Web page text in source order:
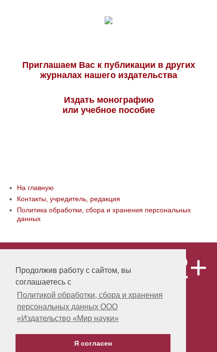
Продолжив работу с сайтом, вы
соглашаетесь с
Политикой обработки, сбора и хранения
персональных данных ООО
«Издательство «Мир науки»
Я согласен
Приглашаем Вас к публикации в других
журналах нашего издательства
Издать монографию
или учебное пособие
На главную
Контакты, учредитель, редакция
Политика обработки, сбора и хранения персональных
данных
«Publishing company «World of science»,
LLC Материалы, размещенные на сайте,
охраняются Законом о защите авторских
прав. Публикация любых материалов
этого сайта запрещена без
предварительного согласования с
издательством. Авторские права на
публикации принадлежат их авторам.
Разработка и поддержка сайта -
12+